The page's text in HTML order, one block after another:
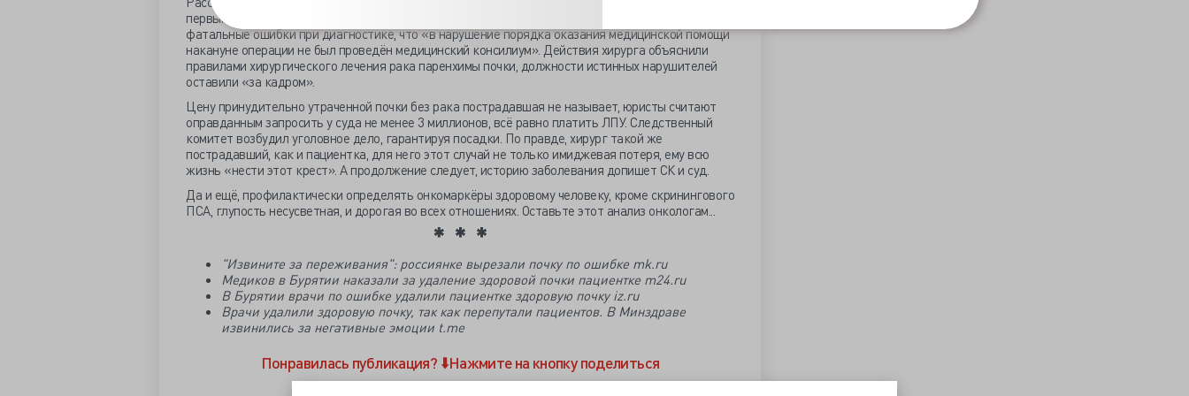
первым узнал о трагической ошибке. Местный минздрав провёл расследование, вскрыв
фатальные ошибки при диагностике, что «в нарушение порядка оказания медицинской помощи
накануне операции не был проведён медицинский консилиум». Действия хирурга объяснили
правилами хирургического лечения рака паренхимы почки, должности истинных нарушителей
оставили «за кадром».
Цену принудительно утраченной почки без рака пострадавшая не называет, юристы считают
оправданным запросить у суда не менее 3 миллионов, всё равно платить ЛПУ. Следственный
комитет возбудил уголовное дело, гарантируя посадки. По правде, хирург такой же
пострадавший, как и пациентка, для него этот случай не только имиджевая потеря, ему всю
жизнь «нести этот крест». А продолжение следует, историю заболевания допишет СК и суд.
Да и ещё, профилактически определять онкомаркёры здоровому человеку, кроме скринингового
ПСА, глупость несусветная, и дорогая во всех отношениях. Оставьте этот анализ онкологам...
"Извините за переживания": россиянке вырезали почку по ошибке mk.ru
Медиков в Бурятии наказали за удаление здоровой почки пациентке m24.ru
В Бурятии врачи по ошибке удалили пациентке здоровую почку iz.ru
Врачи удалили здоровую почку, так как перепутали пациентов. В Минздраве
извинились за негативные эмоции t.me
Понравилась публикация? ⬇️Нажмите на кнопку поделиться